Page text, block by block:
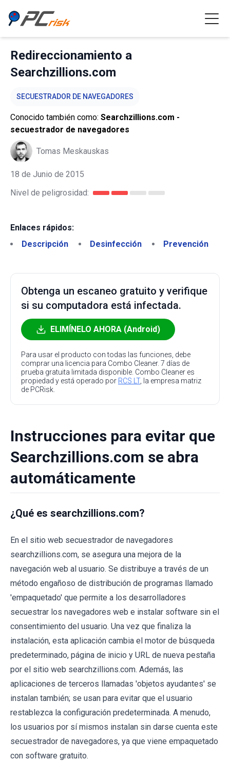
Redireccionamiento a
Searchzillions.com
SECUESTRADOR DE NAVEGADORES
Conocido también como: Searchzillions.com -
secuestrador de navegadores
Tomas Meskauskas
18 de Junio de 2015
Nivel de peligrosidad:
Enlaces rápidos:
Descripción
Desinfección Prevención
Obtenga un escaneo gratuito y verifique
si su computadora está infectada.
ELIMÍNELO AHORA (Android)
Para usar el producto con todas las funciones, debe
comprar una licencia para Combo Cleaner. 7 días de
prueba gratuita limitada disponible. Combo Cleaner es
propiedad y está operado por RCS LT, la empresa matriz
de PCRisk.
Instrucciones para evitar que
Searchzillions.com se abra
automáticamente
¿Qué es searchzillions.com?
En el sitio web secuestrador de navegadores
searchzillions.com, se asegura una mejora de la
navegación web al usuario. Se distribuye a través de un
método engañoso de distribución de programas llamado
'empaquetado' que permite a los desarrolladores
secuestrar los navegadores web e instalar software sin el
consentimiento del usuario. Una vez que finaliza la
instalación, esta aplicación cambia el motor de búsqueda
predeterminado, página de inicio y URL de nueva pestaña
por el sitio web searchzillions.com. Además, las
aplicaciones de terceros llamadas 'objetos ayudantes' se
instalan también; se usan para evitar que el usuario
restablezca la configuración predeterminada. A menudo,
los usuarios por sí mismos instalan sin darse cuenta este
secuestrador de navegadores, ya que viene empaquetado
con software gratuito.